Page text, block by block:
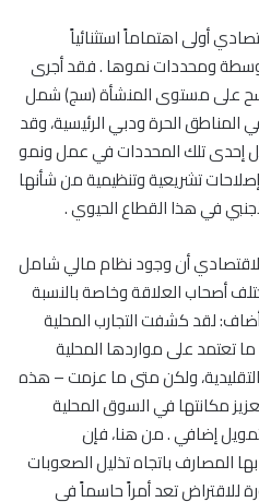
أولى اهتماماً استثنائياً
ومحددات نموها . فقد أجرى
على مستوى المنشأة (سج) شمل
الحرة ودبي الرئيسية، وقد
إحدى تلك المحددات في عمل ونمو
تشريعية وتنظيمية من شأنها
في هذا القطاع الحيوي .
أن وجود نظام مالي شامل
أصحاب العلاقة وخاصة بالنسبة
لقد كشفت التجارب المحلية
تعتمد على مواردها المحلية
ولكن متى ما عزمت – هذه
مكانتها في السوق المحلية
تمويل إضافي . من هنا، فإن
المصارف باتجاه تذليل الصعوبات
للاقتراض تعد أمراً حاسماً في